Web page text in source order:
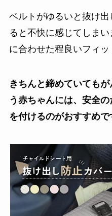
ベルトがゆるいと抜け
ると不快に感じてしま
に合わせた程良いフィッ
きちんと締めていても
う赤ちゃんには、安全
を付けるのがおすすめで